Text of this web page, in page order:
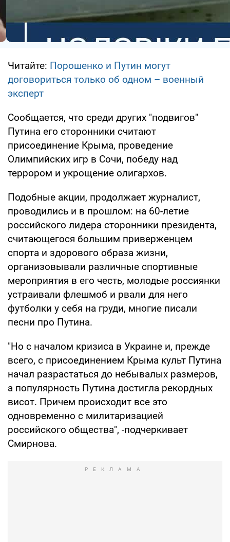
Читайте: Порошенко и Путин могут
договориться только об одном – военный
эксперт
Сообщается, что среди других "подвигов"
Путина его сторонники считают
присоединение Крыма, проведение
Олимпийских игр в Сочи, победу над
террором и укрощение олигархов.
Подобные акции, продолжает журналист,
проводились и в прошлом: на 60-летие
российского лидера сторонники президента,
считающегося большим приверженцем
спорта и здорового образа жизни,
организовывали различные спортивные
мероприятия в его честь, молодые россиянки
устраивали флешмоб и рвали для него
футболки у себя на груди, многие писали
песни про Путина.
"Но с началом кризиса в Украине и, прежде
всего, с присоединением Крыма культ Путина
начал разрастаться до небывалых размеров,
а популярность Путина достигла рекордных
висот. Причем происходит все это
одновременно с милитаризацией
российского общества", -подчеркивает
Смирнова.